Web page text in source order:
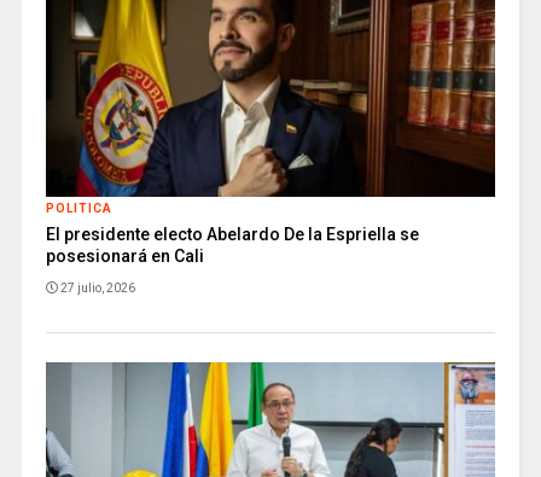
POLITICA
El presidente electo Abelardo De la Espriella se
posesionará en Cali
27 julio, 2026